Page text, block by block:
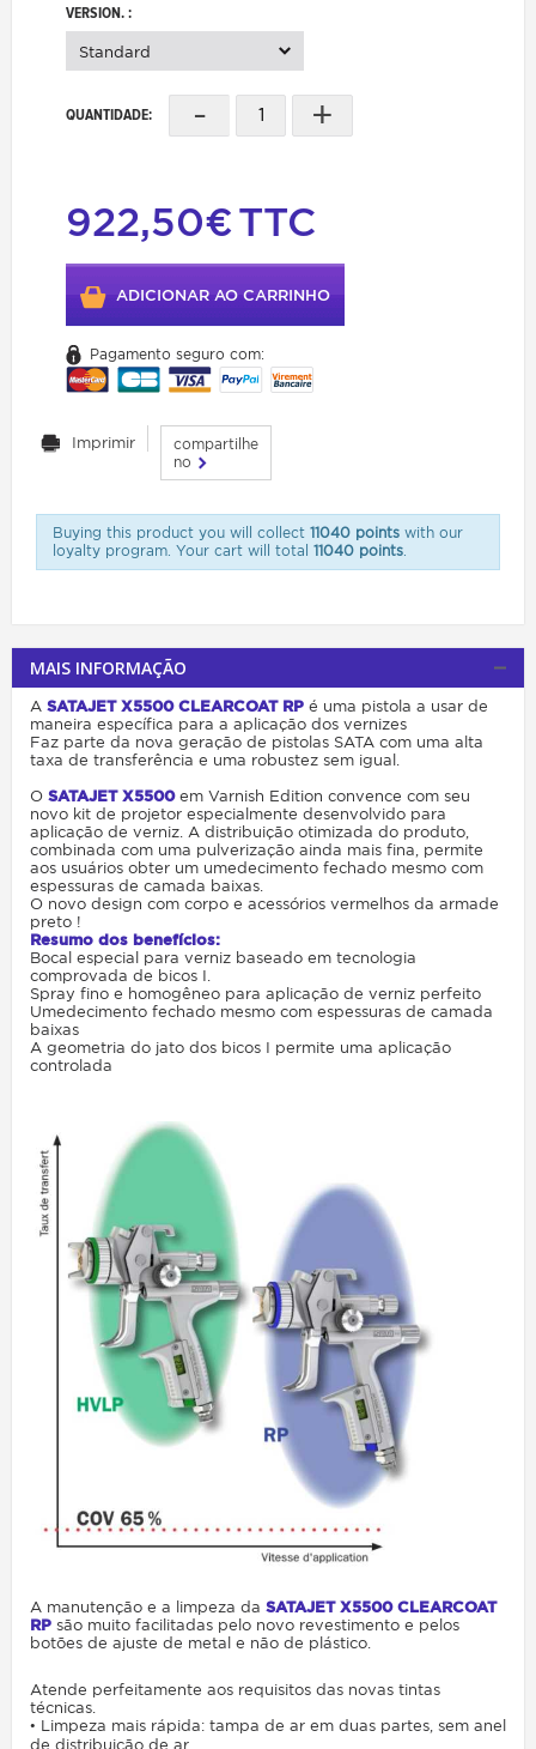
VERSION. :
Standard
QUANTIDADE: - +
922,50€TTC
ADICIONAR AO CARRINHO
Pagamento seguro com:
Imprimir
compartilhe
no
Buying this product you will collect 11040 pointswith our
loyalty program. Your cart will total 11040 points.
MAIS INFORMAÇÃO
A SATAJET X5500 CLEARCOAT RP é uma pistola a usar de
maneira específica para a aplicação dos vernizes
Faz parte da nova geração de pistolas SATA com uma alta
taxa de transferência e uma robustez sem igual.
O SATAJET X5500em Varnish Edition convence com seu
novo kit de projetor especialmente desenvolvido para
aplicação de verniz. A distribuição otimizada do produto,
combinada com uma pulverização ainda mais fina, permite
aos usuários obter um umedecimento fechado mesmo com
espessuras de camada baixas.
O novo design com corpo e acessórios vermelhos da armade
preto !
Resumo dos benefícios:
Bocal especial para verniz baseado em tecnologia
comprovada de bicos I.
Spray fino e homogêneo para aplicação de verniz perfeito
Umedecimento fechado mesmo com espessuras de camada
baixas
A geometria do jato dos bicos I permite uma aplicação
controlada
A manutenção e a limpeza da SATAJET X5500 CLEARCOAT
RP são muito facilitadas pelo novo revestimento e pelos
botões de ajuste de metal e não de plástico.
Atende perfeitamente aos requisitos das novas tintas
técnicas.
• Limpeza mais rápida: tampa de ar em duas partes, sem anel
de distribuição de ar.